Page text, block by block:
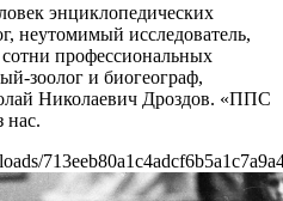
энциклопедических
неутомимый исследователь,
профессиональных
зоолог и биогеограф,
Николаевич Дроздов. «ППС
нас.